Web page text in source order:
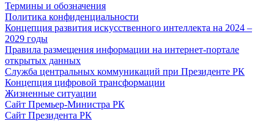
Термины и обозначения
Политика конфиденциальности
Концепция развития искусственного интеллекта на 2024 –
2029 годы
Правила размещения информации на интернет-портале
открытых данных
Служба центральных коммуникаций при Президенте РК
Концепция цифровой трансформации
Жизненные ситуации
Сайт Премьер-Министра РК
Сайт Президента РК